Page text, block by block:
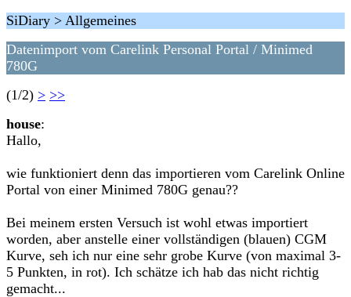
SiDiary > Allgemeines
Datenimport vom Carelink Personal Portal / Minimed
780G
(1/2) > >>
house:
Hallo,
wie funktioniert denn das importieren vom Carelink Online
Portal von einer Minimed 780G genau??
Bei meinem ersten Versuch ist wohl etwas importiert
worden, aber anstelle einer vollständigen (blauen) CGM
Kurve, seh ich nur eine sehr grobe Kurve (von maximal 3-
5 Punkten, in rot). Ich schätze ich hab das nicht richtig
gemacht...